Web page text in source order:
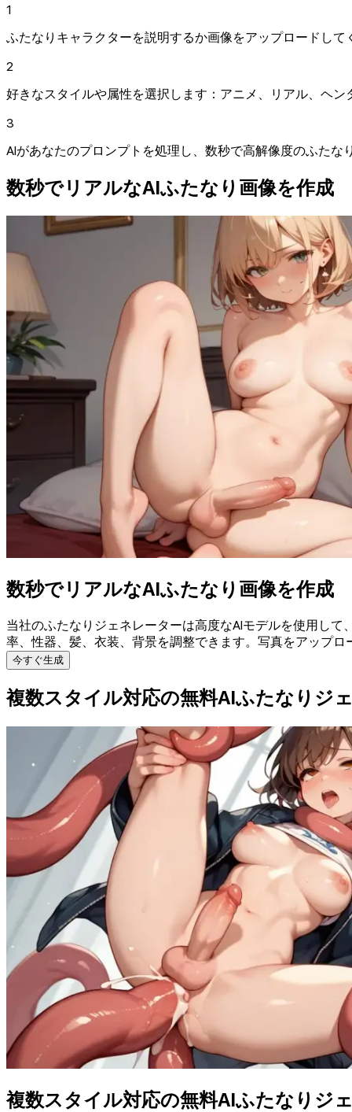
1
ふたなりキャラクターを説明するか画像をアップロードし
2
好きなスタイルや属性を選択します：アニメ、リアル、ヘ
3
AIがあなたのプロンプトを処理し、数秒で高解像度のふた
数秒でリアルなAIふたなり画像を作成
数秒でリアルなAIふたなり画像を作成
当社のふたなりジェネレーターは高度なAIモデルを使用し
率、性器、髪、衣装、背景を調整できます。写真をアップ
今すぐ生成
複数スタイル対応の無料AIふたなりジ
複数スタイル対応の無料AIふたなりジ